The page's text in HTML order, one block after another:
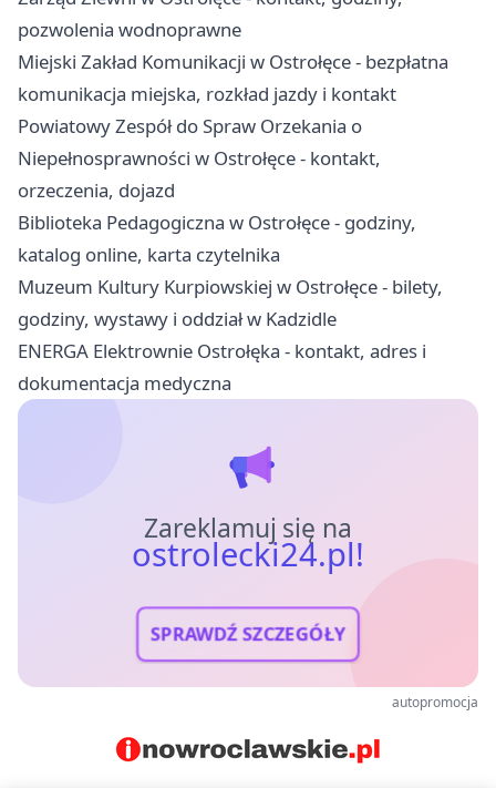
pozwolenia wodnoprawne
Miejski Zakład Komunikacji w Ostrołęce - bezpłatna
komunikacja miejska, rozkład jazdy i kontakt
Powiatowy Zespół do Spraw Orzekania o
Niepełnosprawności w Ostrołęce - kontakt,
orzeczenia, dojazd
Biblioteka Pedagogiczna w Ostrołęce - godziny,
katalog online, karta czytelnika
Muzeum Kultury Kurpiowskiej w Ostrołęce - bilety,
godziny, wystawy i oddział w Kadzidle
ENERGA Elektrownie Ostrołęka - kontakt, adres i
dokumentacja medyczna
Zareklamuj się na
ostrolecki24.pl!
SPRAWDŹ SZCZEGÓŁY
autopromocja